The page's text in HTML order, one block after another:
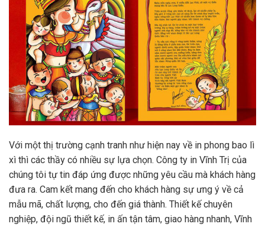
Với một thị trường cạnh tranh như hiện nay về in phong bao lì
xì thì các thầy có nhiều sự lựa chọn. Công ty in Vĩnh Trị của
chúng tôi tự tin đáp ứng được những yêu cầu mà khách hàng
đưa ra. Cam kết mang đến cho khách hàng sự ưng ý về cả
mẫu mã, chất lượng, cho đến giá thành. Thiết kế chuyên
nghiệp, đội ngũ thiết kế, in ấn tận tâm, giao hàng nhanh, Vĩnh